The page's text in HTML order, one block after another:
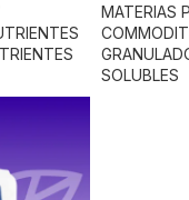
MATERIAS
SOLUBLES